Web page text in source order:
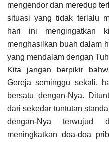
mengendor dan meredup
situasi yang tidak terlalu
hari ini mengingatkan
menghasilkan buah dalam
yang mendalam dengan
Kita jangan berpikir
Gereja seminggu sekali,
bersatu dengan-Nya.
dari sekedar tuntutan
dengan-Nya
meningkatkan doa-doa